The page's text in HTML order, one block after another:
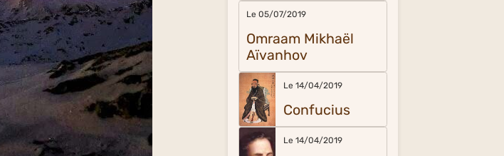
Le 05/07/2019
Omraam Mikhaël
Aïvanhov
Le 14/04/2019
Confucius
Le 14/04/2019